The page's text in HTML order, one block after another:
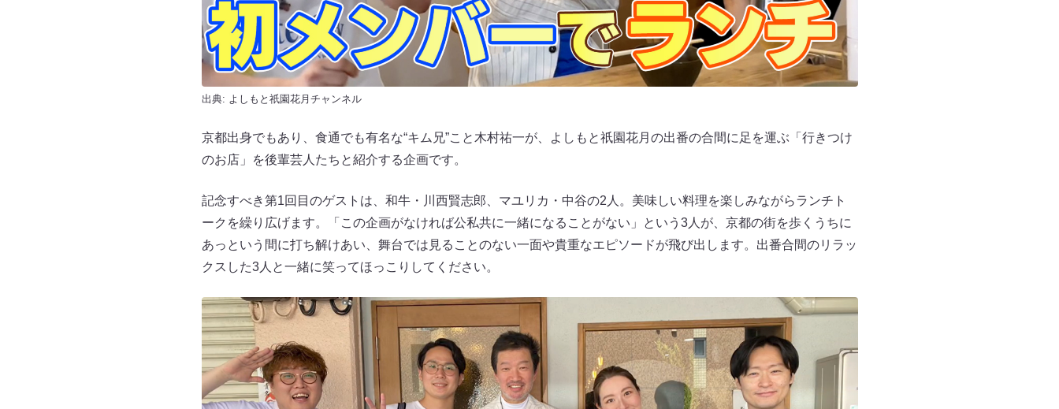
出典: よしもと祇園花月チャンネル
京都出身でもあり、食通でも有名な“キム兄”こと木村祐一が、よしもと祇園花月の出番の合間に足を運ぶ「行きつけ
のお店」を後輩芸人たちと紹介する企画です。
記念すべき第1回目のゲストは、和牛・川西賢志郎、マユリカ・中谷の2人。美味しい料理を楽しみながらランチト
ークを繰り広げます。「この企画がなければ公私共に一緒になることがない」という3人が、京都の街を歩くうちに
あっという間に打ち解けあい、舞台では見ることのない一面や貴重なエピソードが飛び出します。出番合間のリラッ
クスした3人と一緒に笑ってほっこりしてください。